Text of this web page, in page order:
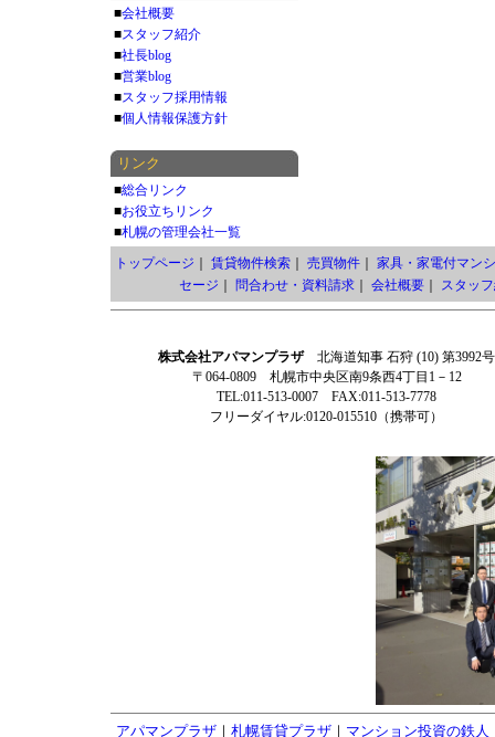
■会社概要
■スタッフ紹介
■社長blog
■営業blog
■スタッフ採用情報
■個人情報保護方針
リンク
■総合リンク
■お役立ちリンク
■札幌の管理会社一覧
トップページ
賃貸物件検索｜ 売買物件｜ 家具・家電付マン
セージ
問合わせ・資料請求｜ 会社概要｜ スタッ
株式会社アパマンプラザ北海道知事 石狩 (10) 第3992号
〒064-0809 札幌市中央区南9条西4丁目1－12
TEL:011-513-0007 FAX:011-513-7778
フリーダイヤル:0120-015510（携帯可）
アパマンプラザ ｜ 札幌賃貸プラザ ｜ マンション投資の鉄人